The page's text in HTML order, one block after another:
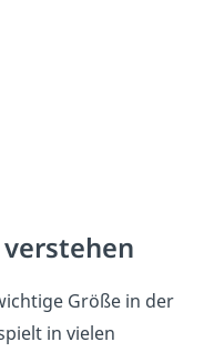
Größe in der
in vielen